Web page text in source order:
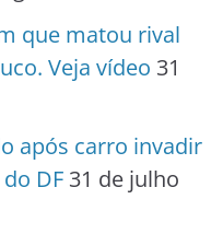
que matou rival
Veja vídeo 31
após carro invadir
DF 31 de julho